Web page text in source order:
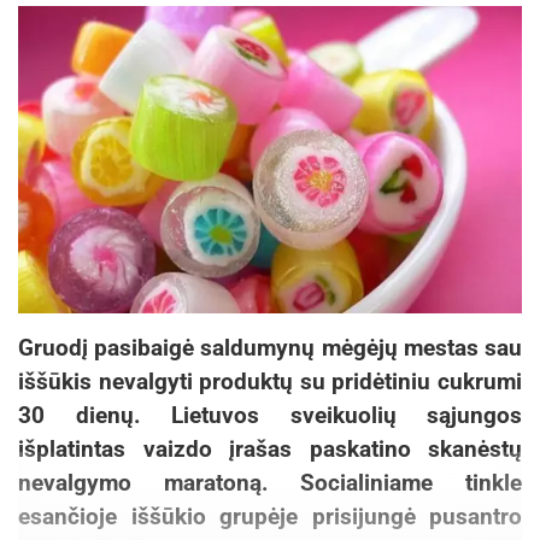
Gruodį pasibaigė saldumynų mėgėjų mestas sau
iššūkis nevalgyti produktų su pridėtiniu cukrumi
30 dienų. Lietuvos sveikuolių sąjungos
išplatintas vaizdo įrašas paskatino skanėstų
nevalgymo maratoną. Socialiniame tinkle
esančioje iššūkio grupėje prisijungė pusantro